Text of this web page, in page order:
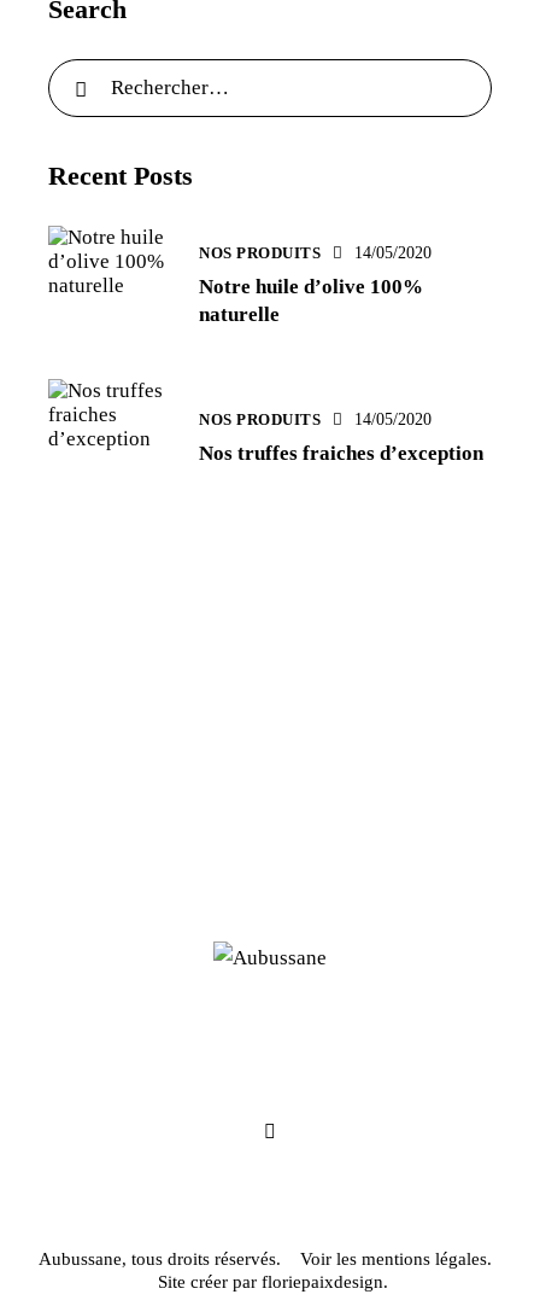
Search
Recent Posts
NOS PRODUITS 14/05/2020
Notre huile d’olive 100%
naturelle
NOS PRODUITS 14/05/2020
Nos truffes fraiches d’exception
Aubussane, tous droits réservés. Voir les mentions légales.
Site créer par floriepaixdesign.